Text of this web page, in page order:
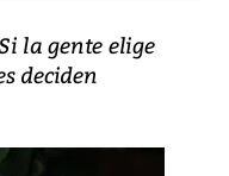
la gente elige
deciden